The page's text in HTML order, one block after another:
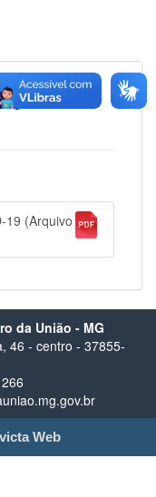
19 (Arquivo
da União - MG
46 - centro - 37855-
Web